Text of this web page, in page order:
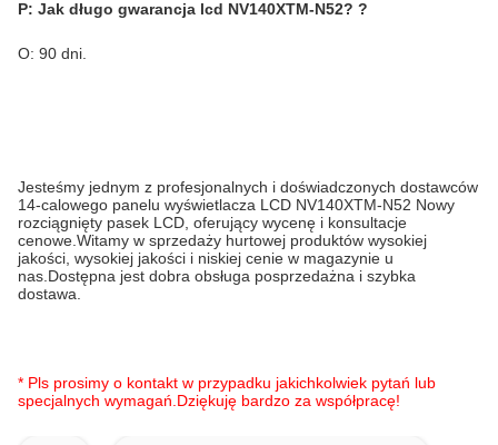
P: Jak długo gwarancja lcd NV140XTM-N52? ?
O: 90 dni.
Jesteśmy jednym z profesjonalnych i doświadczonych dostawców
14-calowego panelu wyświetlacza LCD NV140XTM-N52 Nowy
rozciągnięty pasek LCD, oferujący wycenę i konsultacje
cenowe.Witamy w sprzedaży hurtowej produktów wysokiej
jakości, wysokiej jakości i niskiej cenie w magazynie u
nas.Dostępna jest dobra obsługa posprzedażna i szybka
dostawa.
* Pls prosimy o kontakt w przypadku jakichkolwiek pytań lub
specjalnych wymagań.Dziękuję bardzo za współpracę!